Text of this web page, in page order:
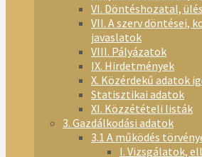
VI. Döntéshozatal,
VII. A szerv döntései,
javaslatok
VIII. Pályázatok
IX. Hirdetmények
X. Közérdekű adatok
Statisztikai adatok
XI. Közzétételi listák
3. Gazdálkodási adatok
3.1 A működés
I. Vizsgálatok,